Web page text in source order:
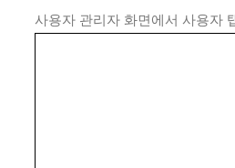
사용자 관리자 화면에서 사용자